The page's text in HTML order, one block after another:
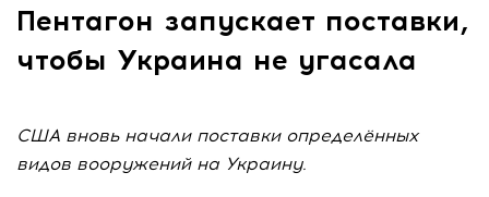
Пентагон запускает поставки,
чтобы Украина не угасала
США вновь начали поставки определённых
видов вооружений на Украину.